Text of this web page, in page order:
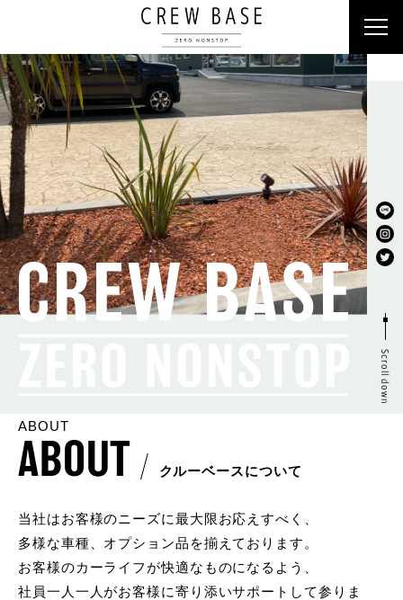
クルーベース
ラビット
Scroll down
ABOUT
ABOUT クルーベースについて
当社はお客様のニーズに最大限お応えすべく、
多様な車種、オプション品を揃えております。
お客様のカーライフが快適なものになるよう、
社員一人一人がお客様に寄り添いサポートして参りま